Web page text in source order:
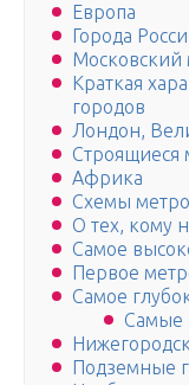
Европа
Города
Московский
Краткая
городов
Лондон,
Строящиеся
Африка
Схемы
О тех, кому
Самое
Первое
Самое
Самые
Подземные